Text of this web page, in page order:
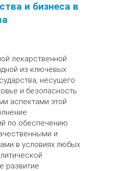
и бизнеса в
лекарственной
из ключевых
несущего
и безопасность
аспектами этой
по обеспечению
и
в условиях любых
развитие